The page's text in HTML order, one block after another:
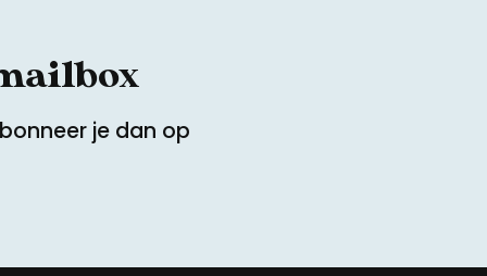
je dan op